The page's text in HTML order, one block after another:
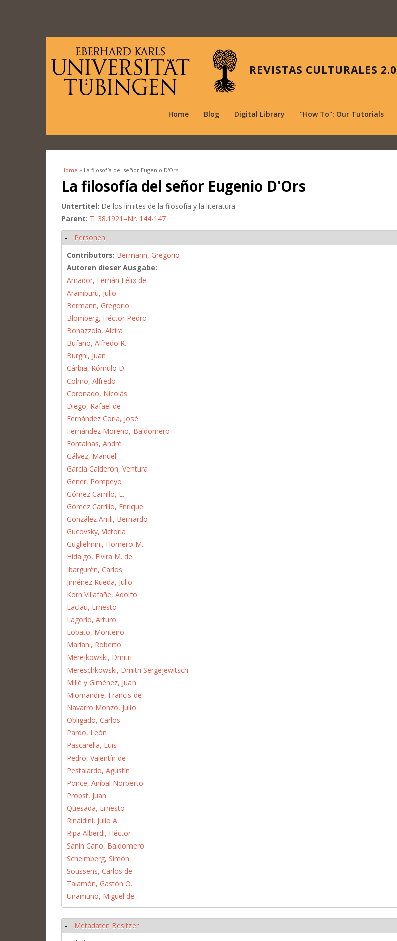
REVISTAS CULTURALES 2.0
Home Blog Digital Library "How To": Our Tutorials
You are here
Home » La filosofía del señor Eugenio D'Ors
La filosofía del señor Eugenio D'Ors
Untertitel: De los límites de la filosofía y la literatura
Parent: T. 38.1921=Nr. 144-147
Hide
Personen
Contributors: Bermann, Gregorio
Autoren dieser Ausgabe:
Amador, Fernán Félix de
Aramburu, Julio
Bermann, Gregorio
Blomberg, Héctor Pedro
Bonazzola, Alcira
Bufano, Alfredo R.
Burghi, Juan
Cárbia, Rómulo D.
Colmo, Alfredo
Coronado, Nicolás
Diego, Rafael de
Fernández Coria, José
Fernández Moreno, Baldomero
Fontainas, André
Gálvez, Manuel
García Calderón, Ventura
Gener, Pompeyo
Gómez Carrillo, E.
Gómez Carrillo, Enrique
González Arrili, Bernardo
Gucovsky, Victoria
Guglielmini, Homero M.
Hidalgo, Elvira M. de
Ibargurén, Carlos
Jiménez Rueda, Julio
Korn Villafañe, Adolfo
Laclau, Ernesto
Lagorio, Arturo
Lobato, Monteiro
Mariani, Roberto
Merejkowski, Dmitri
Mereschkowski, Dmitri Sergejewitsch
Millé y Giménez, Juan
Miomandre, Francis de
Navarro Monzó, Julio
Obligado, Carlos
Pardo, León
Pascarella, Luis
Pedro, Valentín de
Pestalardo, Agustín
Ponce, Aníbal Norberto
Probst, Juan
Quesada, Ernesto
Rinaldini, Julio A.
Ripa Alberdi, Héctor
Sanín Cano, Baldomero
Scheimberg, Simón
Soussens, Carlos de
Talamón, Gastón O.
Unamuno, Miguel de
Hide
Metadaten Besitzer